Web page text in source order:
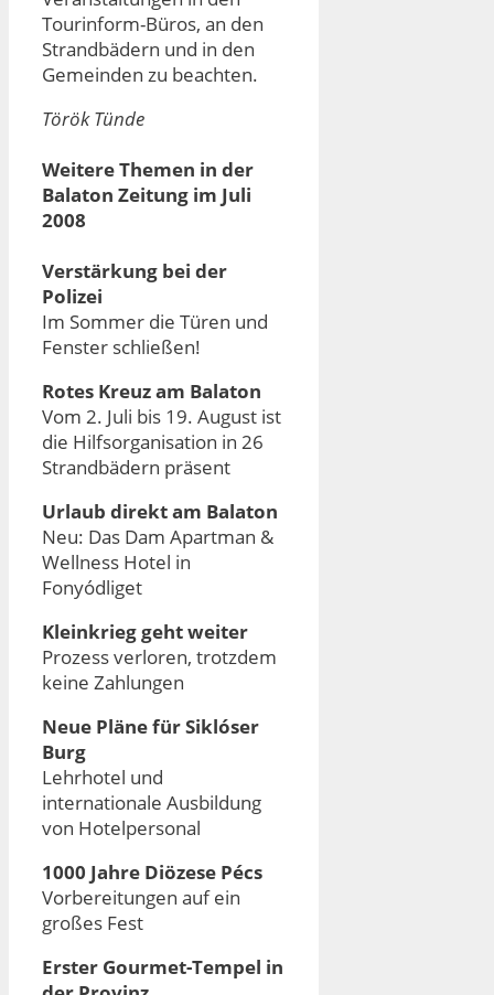
Tourinform-Büros, an den
Strandbädern und in den
Gemeinden zu beachten.
Török Tünde
Weitere Themen in der
Balaton Zeitung im Juli
2008
Verstärkung bei der
Polizei
Im Sommer die Türen und
Fenster schließen!
Rotes Kreuz am Balaton
Vom 2. Juli bis 19. August ist
die Hilfsorganisation in 26
Strandbädern präsent
Urlaub direkt am Balaton
Neu: Das Dam Apartman &
Wellness Hotel in
Fonyódliget
Kleinkrieg geht weiter
Prozess verloren, trotzdem
keine Zahlungen
Neue Pläne für Siklóser
Burg
Lehrhotel und
internationale Ausbildung
von Hotelpersonal
1000 Jahre Diözese Pécs
Vorbereitungen auf ein
großes Fest
Erster Gourmet-Tempel in